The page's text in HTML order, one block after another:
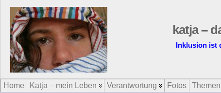
katja –
Inklusion ist
Home Katja – mein Leben Verantwortung Fotos Themen